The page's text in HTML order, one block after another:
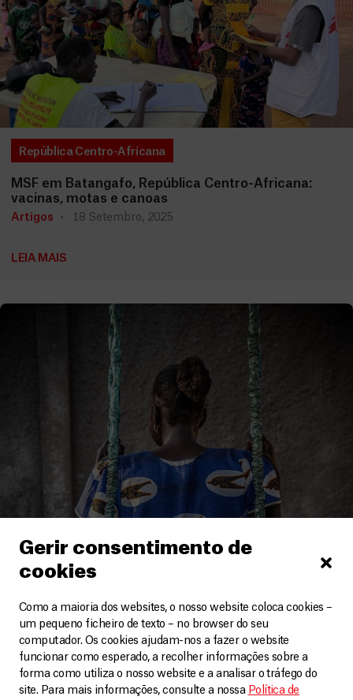
Gerir consentimento de
cookies
Como a maioria dos websites, o nosso website coloca cookies –
um pequeno ficheiro de texto – no browser do seu
computador. Os cookies ajudam-nos a fazer o website
funcionar como esperado, a recolher informações sobre a
forma como utiliza o nosso website e a analisar o tráfego do
site. Para mais informações, consulte a nossa Política de
República Centro-Africana
MSF em Batangafo, República Centro-Africana:
vacinas, motas e canoas
Artigos 18 Setembro, 2025
LEIA MAIS
República Centro-Africana
Testemunho de Euphrasie, sobrevivente de
violência sexual
Vídeos 7 Novembro, 2023
LEIA MAIS